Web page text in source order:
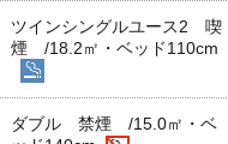
ツインシングルユース2 喫
煙 /18.2㎡・ベッド110cm
ダブル 禁煙 /15.0㎡・ベ